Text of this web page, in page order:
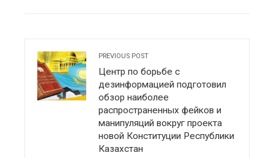
PREVIOUS POST
Центр по борьбе с
дезинформацией подготовил
обзор наиболее
распространенных фейков и
манипуляций вокруг проекта
новой Конституции Республики
Казахстан